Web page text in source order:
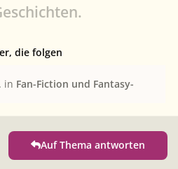
die folgen
in Fan-Fiction und Fantasy-
Auf Thema antworten